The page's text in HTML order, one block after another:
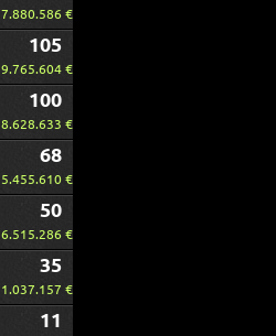
7.880.586 €
105
9.765.604 €
100
8.628.633 €
68
5.455.610 €
50
6.515.286 €
35
1.037.157 €
11